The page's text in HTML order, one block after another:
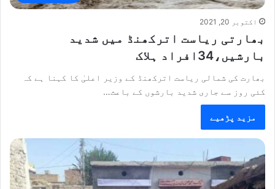
اکتوبر 20, 2021
بھارتی ریاست اترکھنڈ میں شدید
بارشیں،34افراد ہلاک
بھارت کی شمالی ریاست اترکھنڈ کے وزیر اعلیٰ کا کہنا ہے کہ
کئی روز سے جاری شدید بارشوں کے باعث…
مزید پڑھیے